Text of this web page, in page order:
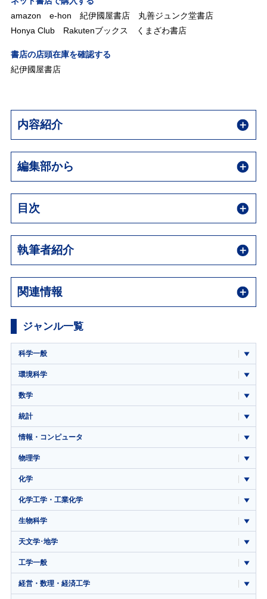
amazon
e-hon 紀伊國屋書店
丸善ジュンク堂書店
Honya Club
Rakutenブックス くまざわ書店
書店の店頭在庫を確認する
紀伊國屋書店
内容紹介
編集部から
目次
執筆者紹介
関連情報
ジャンル一覧
科学一般
環境科学
数学
統計
情報・コンピュータ
物理学
化学
化学工学・工業化学
生物科学
天文学･地学
工学一般
経営・数理・経済工学